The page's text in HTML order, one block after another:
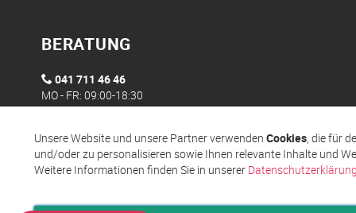
BERATUNG
041 711 46 46
MO - FR: 09:00-18:30
Unsere Website und unsere Partner verwendenCookies, die für
und/oder zu personalisieren sowie Ihnen relevante Inhalte und
Weitere Informationen finden Sie in unserer Datenschutzerklärung